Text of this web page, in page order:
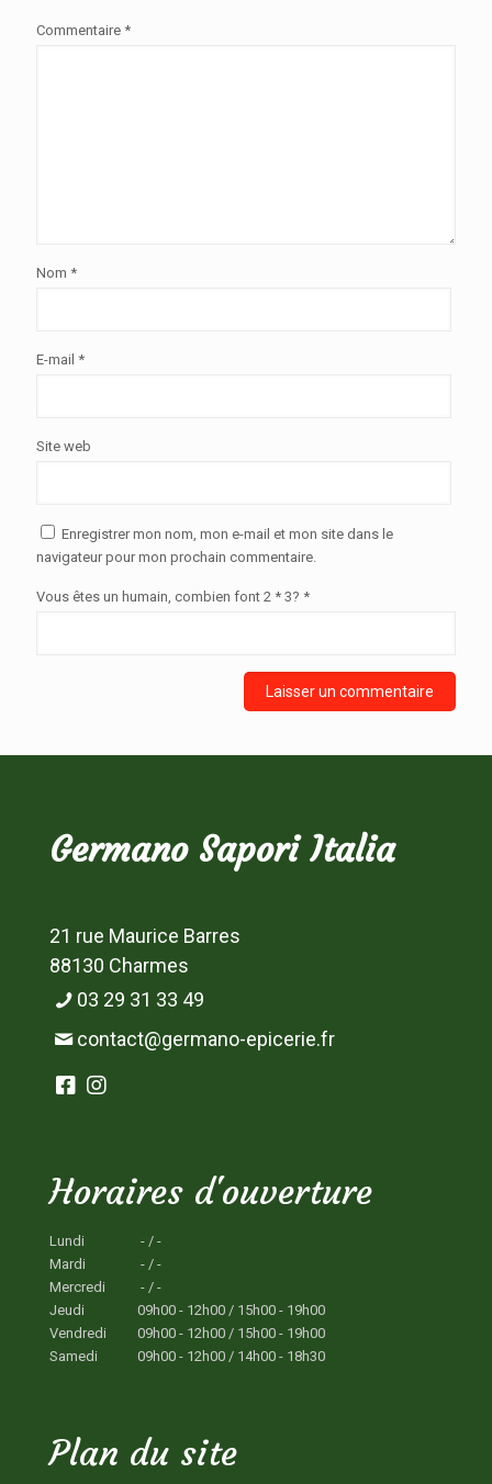
Commentaire *
Nom *
E-mail *
Site web
Enregistrer mon nom, mon e-mail et mon site dans le
navigateur pour mon prochain commentaire.
Vous êtes un humain, combien font 2 * 3? *
Germano Sapori Italia
21 rue Maurice Barres
88130 Charmes
03 29 31 33 49
contact@germano-epicerie.fr
Horaires d'ouverture
Lundi
- / -
Mardi
- / -
Mercredi
- / -
Jeudi
09h00 - 12h00 / 15h00 - 19h00
Vendredi
09h00 - 12h00 / 15h00 - 19h00
Samedi
09h00 - 12h00 / 14h00 - 18h30
Plan du site